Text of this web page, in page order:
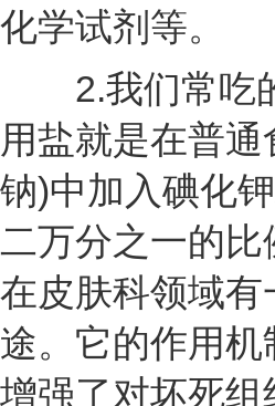
化学试剂等。
2.我们常吃
用盐就是在普
钠)中加入碘化
二万分之一的比
在皮肤科领域有
途。它的作用
增强了对坏死组